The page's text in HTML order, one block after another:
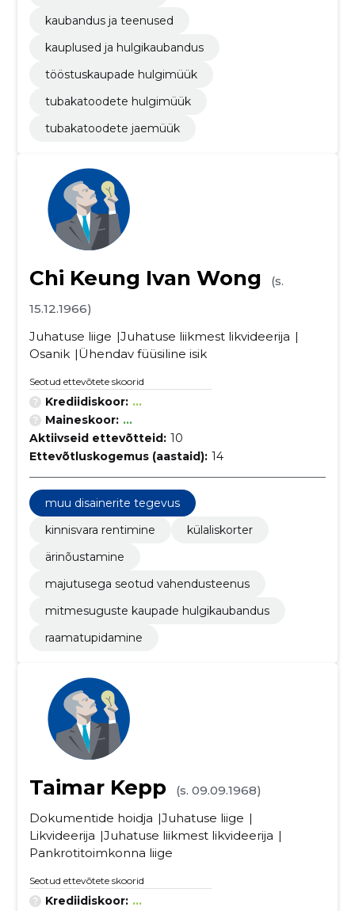
kaubandus ja teenused
kauplused ja hulgikaubandus
tööstuskaupade hulgimüük
tubakatoodete hulgimüük
tubakatoodete jaemüük
Chi Keung Ivan Wong
(s.
15.12.1966)
Juhatuse liige
Juhatuse liikmest likvideerija
Osanik
Ühendav füüsiline isik
Seotud ettevõtete skoorid
Krediidiskoor: ...
Maineskoor: ...
Aktiivseid ettevõtteid: 10
Ettevõtluskogemus (aastaid): 14
muu disainerite tegevus
kinnisvara rentimine
külaliskorter
ärinõustamine
majutusega seotud vahendusteenus
mitmesuguste kaupade hulgikaubandus
raamatupidamine
Taimar Kepp
(s. 09.09.1968)
Dokumentide hoidja
Juhatuse liige
Likvideerija
Juhatuse liikmest likvideerija
Pankrotitoimkonna liige
Seotud ettevõtete skoorid
Krediidiskoor: ...